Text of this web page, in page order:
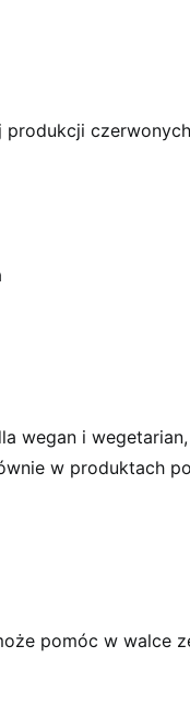
produkcji
wegan i
w produktach
pomóc w walce